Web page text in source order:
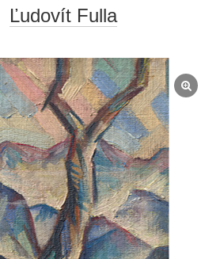
Ľudovít Fulla